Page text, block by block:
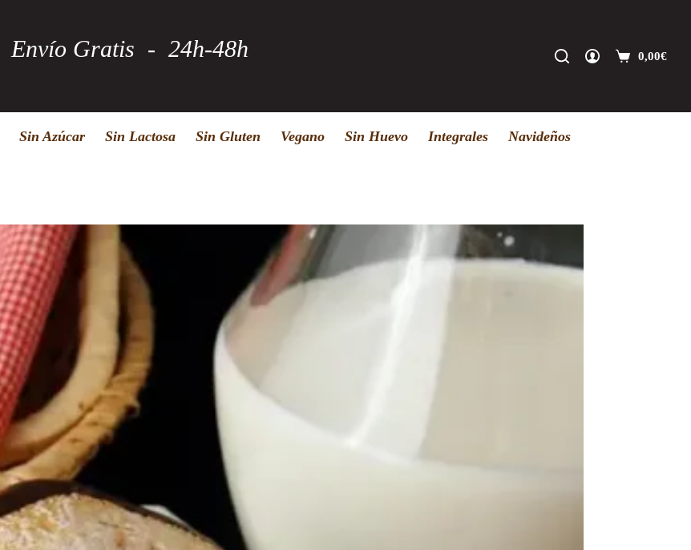
Envío Gratis - 24h-48h
Carro0,00€
Sin Azúcar Sin Lactosa Sin Gluten Vegano Sin Huevo Integrales Navideños